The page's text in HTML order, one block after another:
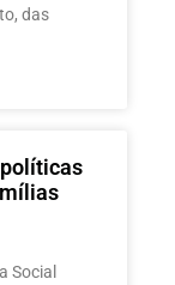
das
Social